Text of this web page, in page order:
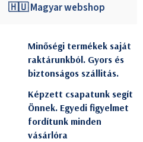
🇭🇺 Magyar webshop
Minőségi termékek saját
raktárunkból. Gyors és
biztonságos szállitás.
Képzett csapatunk segít
Önnek. Egyedi figyelmet
fordítunk minden
vásárlóra